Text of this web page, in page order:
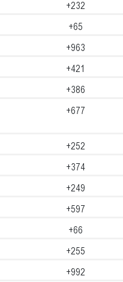
+232
+65
+963
+421
+386
+677
+252
+374
+249
+597
+66
+255
+992